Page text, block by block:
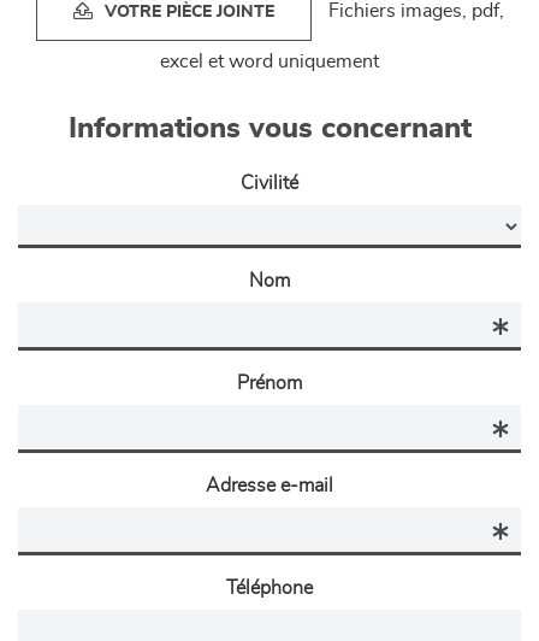
VOTRE PIÈCE JOINTE Fichiers images, pdf,
excel et word uniquement
Informations vous concernant
Civilité
Nom
Prénom
Adresse e-mail
Téléphone